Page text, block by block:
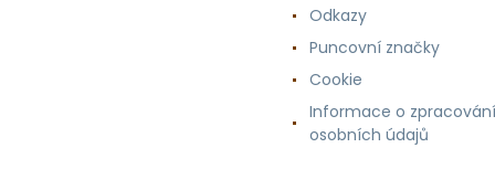
Odkazy
Puncovní značky
Cookie
Informace o zpracování
osobních údajů